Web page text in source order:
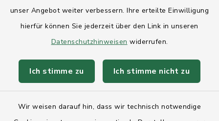
unser Angebot weiter verbessern. Ihre erteilte Einwilligung
hierfür können Sie jederzeit über den Link in unseren
Datenschutzhinweisen widerrufen.
Ich stimme zu Ich stimme nicht zu
Wir weisen darauf hin, dass wir technisch notwendige
AktivRegion Mittelholstein